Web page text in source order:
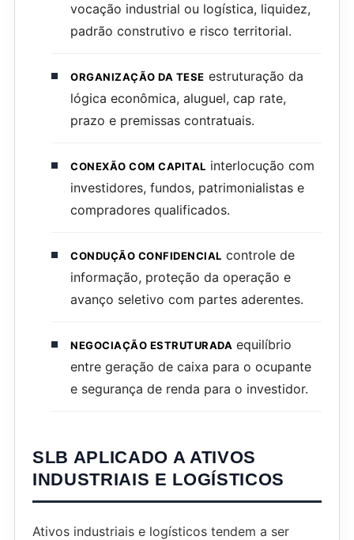
vocação industrial ou logística, liquidez,
padrão construtivo e risco territorial.
ORGANIZAÇÃO DA TESE estruturação da
lógica econômica, aluguel, cap rate,
prazo e premissas contratuais.
CONEXÃO COM CAPITAL interlocução com
investidores, fundos, patrimonialistas e
compradores qualificados.
CONDUÇÃO CONFIDENCIAL controle de
informação, proteção da operação e
avanço seletivo com partes aderentes.
NEGOCIAÇÃO ESTRUTURADA equilíbrio
entre geração de caixa para o ocupante
e segurança de renda para o investidor.
SLB APLICADO A ATIVOS
INDUSTRIAIS E LOGÍSTICOS
Ativos industriais e logísticos tendem a ser